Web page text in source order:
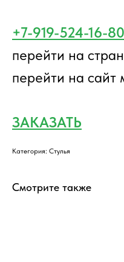
+7-919-524-16-80
перейти на
перейти на сайт
ЗАКАЗАТЬ
Категория: Стулья
Смотрите также